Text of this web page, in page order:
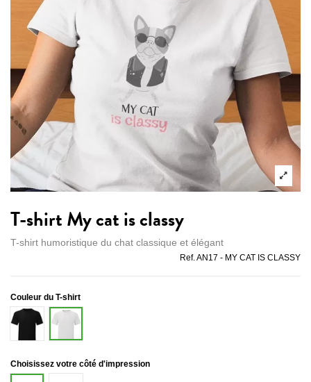
T-shirt My cat is classy
T-shirt humoristique du chat classique et élégant
Ref.AN17 - MY CAT IS CLASSY
Couleur du T-shirt
Noir
Blanc
Choisissez votre côté d'impression